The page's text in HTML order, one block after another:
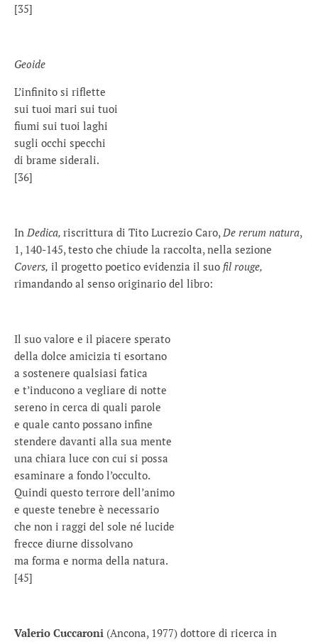
[35]
Geoide
L’infinito si riflette
sui tuoi mari sui tuoi
fiumi sui tuoi laghi
sugli occhi specchi
di brame siderali.
[36]
In Dedica, riscrittura di Tito Lucrezio Caro,De rerum natura,
1, 140-145, testo che chiude la raccolta, nella sezione
Covers, il progetto poetico evidenzia il suo fil rouge,
rimandando al senso originario del libro:
Il suo valore e il piacere sperato
della dolce amicizia ti esortano
a sostenere qualsiasi fatica
e t’inducono a vegliare di notte
sereno in cerca di quali parole
e quale canto possano infine
stendere davanti alla sua mente
una chiara luce con cui si possa
esaminare a fondo l’occulto.
Quindi questo terrore dell’animo
e queste tenebre è necessario
che non i raggi del sole né lucide
frecce diurne dissolvano
ma forma e norma della natura.
[45]
Valerio Cuccaroni (Ancona, 1977) dottore di ricerca in